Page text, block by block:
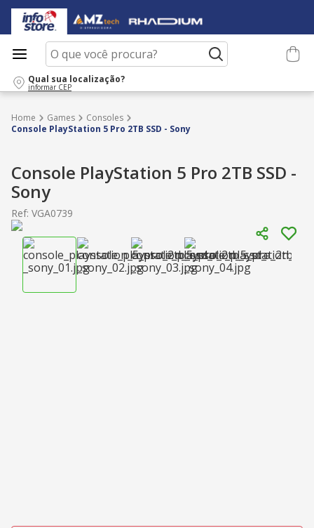
O que você procura?
Qual sua localização?
informar CEP
Games
Consoles
Console PlayStation 5 Pro 2TB SSD - Sony
Console PlayStation 5 Pro 2TB SSD -
Sony
Ref: VGA0739